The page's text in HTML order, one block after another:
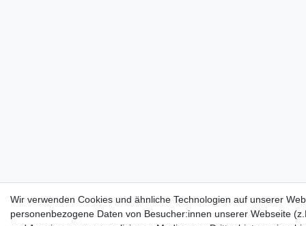
Wir verwenden Cookies und ähnliche Technologien auf unserer
personenbezogene Daten von Besucher:innen unserer Webseite